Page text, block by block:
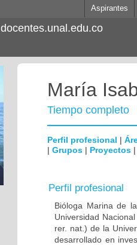
Aspirantes
docentes.unal.edu.co
María
Tiempo completo
Perfil profesional |
| Grupos | Proyectos
Perfil profesional
Bióloga Marina de
Universidad
rer. nat.) de la
desarrollado en